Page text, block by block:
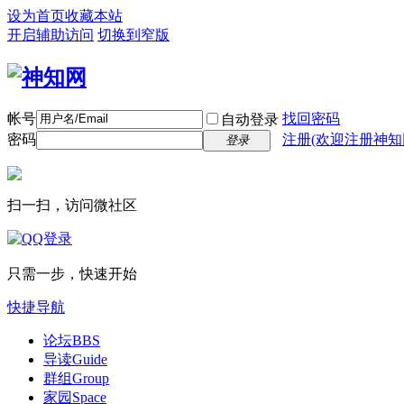
设为首页收藏本站
开启辅助访问 切换到窄版
帐号 自动登录 找回密码
密码
登录 注册(欢迎注册神
扫一扫，访问微社区
只需一步，快速开始
快捷导航
论坛BBS
导读Guide
群组Group
家园 Space